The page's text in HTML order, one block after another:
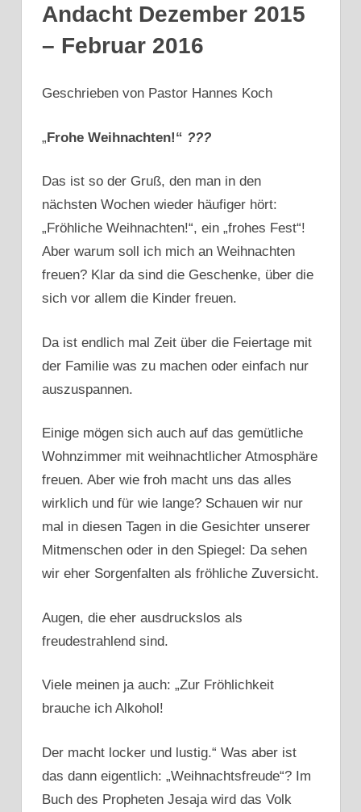
Andacht Dezember 2015
– Februar 2016
Geschrieben von Pastor Hannes Koch
„Frohe Weihnachten!“ ???
Das ist so der Gruß, den man in den
nächsten Wochen wieder häufiger hört:
„Fröhliche Weihnachten!“, ein „frohes Fest“!
Aber warum soll ich mich an Weihnachten
freuen? Klar da sind die Geschenke, über die
sich vor allem die Kinder freuen.
Da ist endlich mal Zeit über die Feiertage mit
der Familie was zu machen oder einfach nur
auszuspannen.
Einige mögen sich auch auf das gemütliche
Wohnzimmer mit weihnachtlicher Atmosphäre
freuen. Aber wie froh macht uns das alles
wirklich und für wie lange? Schauen wir nur
mal in diesen Tagen in die Gesichter unserer
Mitmenschen oder in den Spiegel: Da sehen
wir eher Sorgenfalten als fröhliche Zuversicht.
Augen, die eher ausdruckslos als
freudestrahlend sind.
Viele meinen ja auch: „Zur Fröhlichkeit
brauche ich Alkohol!
Der macht locker und lustig.“ Was aber ist
das dann eigentlich: „Weihnachtsfreude“? Im
Buch des Propheten Jesaja wird das Volk